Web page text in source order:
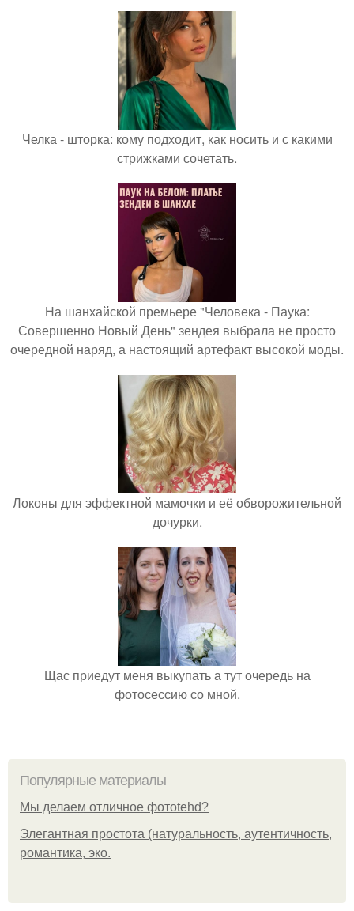
Челка - шторка: кому подходит, как носить и с какими
стрижками сочетать.
На шанхайской премьере "Человека - Паука:
Совершенно Новый День" зендея выбрала не просто
очередной наряд, а настоящий артефакт высокой моды.
Локоны для эффектной мамочки и её обворожительной
дочурки.
Щас приедут меня выкупать а тут очередь на
фотосессию со мной.
Популярные материалы
Мы делаем отличное фотоtehd?
Элегантная простота (натуральность, аутентичность,
романтика, эко.